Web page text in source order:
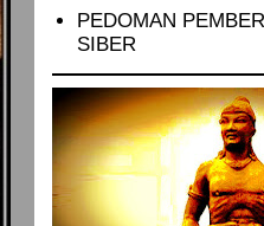
PEDOMAN
SIBER